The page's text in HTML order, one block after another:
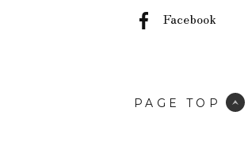
Facebook
PAGE TOP